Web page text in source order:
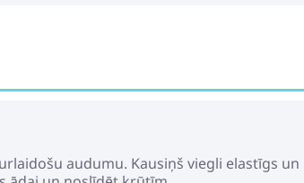
audumu. Kausiņš viegli elastīgs